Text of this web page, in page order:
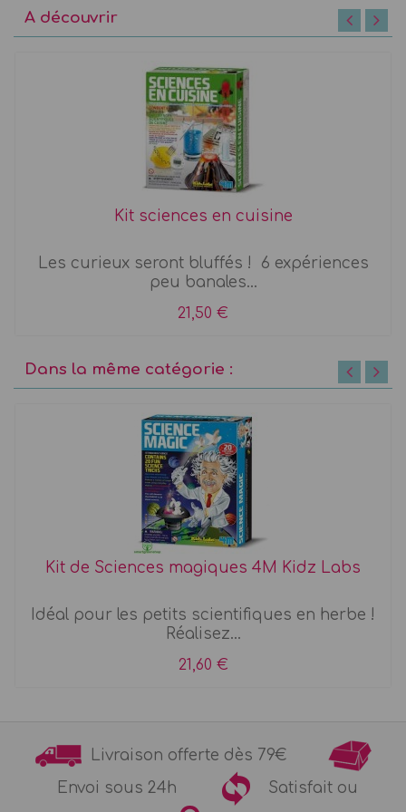
A découvrir
Kit sciences en cuisine
Les curieux seront bluffés ! 6 expériences
peu banales...
21,50 €
Dans la même catégorie :
Kit de Sciences magiques 4M Kidz Labs
Idéal pour les petits scientifiques en herbe !
Réalisez...
21,60 €
Livraison offerte dès 79€
Envoi sous 24h
Satisfait ou